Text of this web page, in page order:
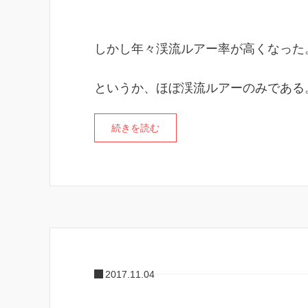
しかし年々渓流ルアー率が高くなった
というか、ほぼ渓流ルアーのみである
続きを読む
2017.11.04